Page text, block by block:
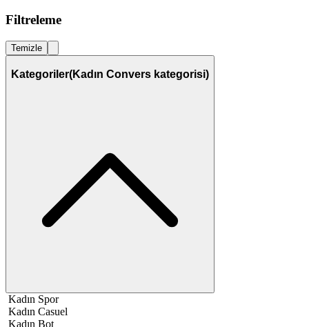
Filtreleme
Temizle
Kategoriler(Kadın Convers kategorisi)
Kadın Spor
Kadın Casuel
Kadın Bot